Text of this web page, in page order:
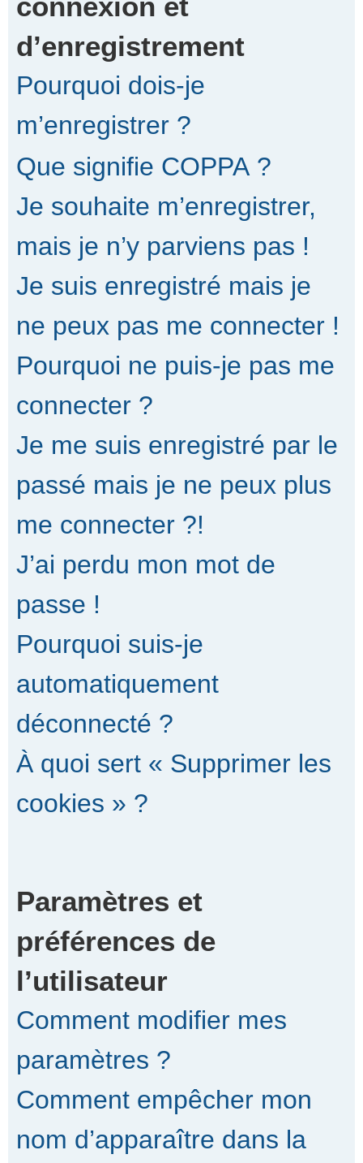
d’enregistrement
Pourquoi dois-je
m’enregistrer ?
Que signifie COPPA ?
Je souhaite m’enregistrer,
mais je n’y parviens pas !
Je suis enregistré mais je
ne peux pas me connecter !
Pourquoi ne puis-je pas me
connecter ?
Je me suis enregistré par le
passé mais je ne peux plus
me connecter ?!
J’ai perdu mon mot de
passe !
Pourquoi suis-je
automatiquement
déconnecté ?
À quoi sert « Supprimer les
cookies » ?
Paramètres et
préférences de
l’utilisateur
Comment modifier mes
paramètres ?
Comment empêcher mon
nom d’apparaître dans la